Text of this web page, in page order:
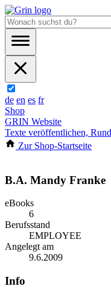
de en es fr
Shop
GRIN Website
Texte veröffentlichen,
Zur Shop-Startseite
B.A. Mandy Franke
eBooks
6
Berufsstand
EMPLOYEE
Angelegt am
9.6.2009
Info